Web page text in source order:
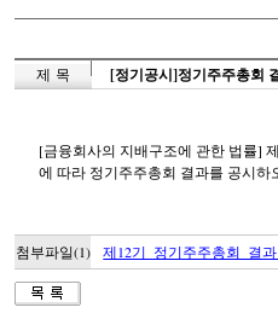
제 목 [정기공시]정기주주총회
[금융회사의 지배구조에 관한 법률]
에 따라 정기주주총회 결과를 공시하
첨부파일(1) 제12기_정기주주총회_결